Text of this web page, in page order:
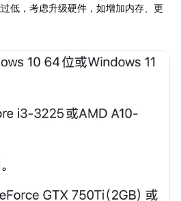
低，考虑升级硬件，如增加内存、更